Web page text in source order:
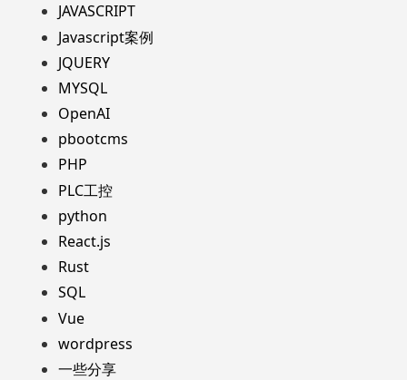
JAVASCRIPT
Javascript案例
JQUERY
MYSQL
OpenAI
pbootcms
PHP
PLC工控
python
React.js
Rust
SQL
Vue
wordpress
一些分享